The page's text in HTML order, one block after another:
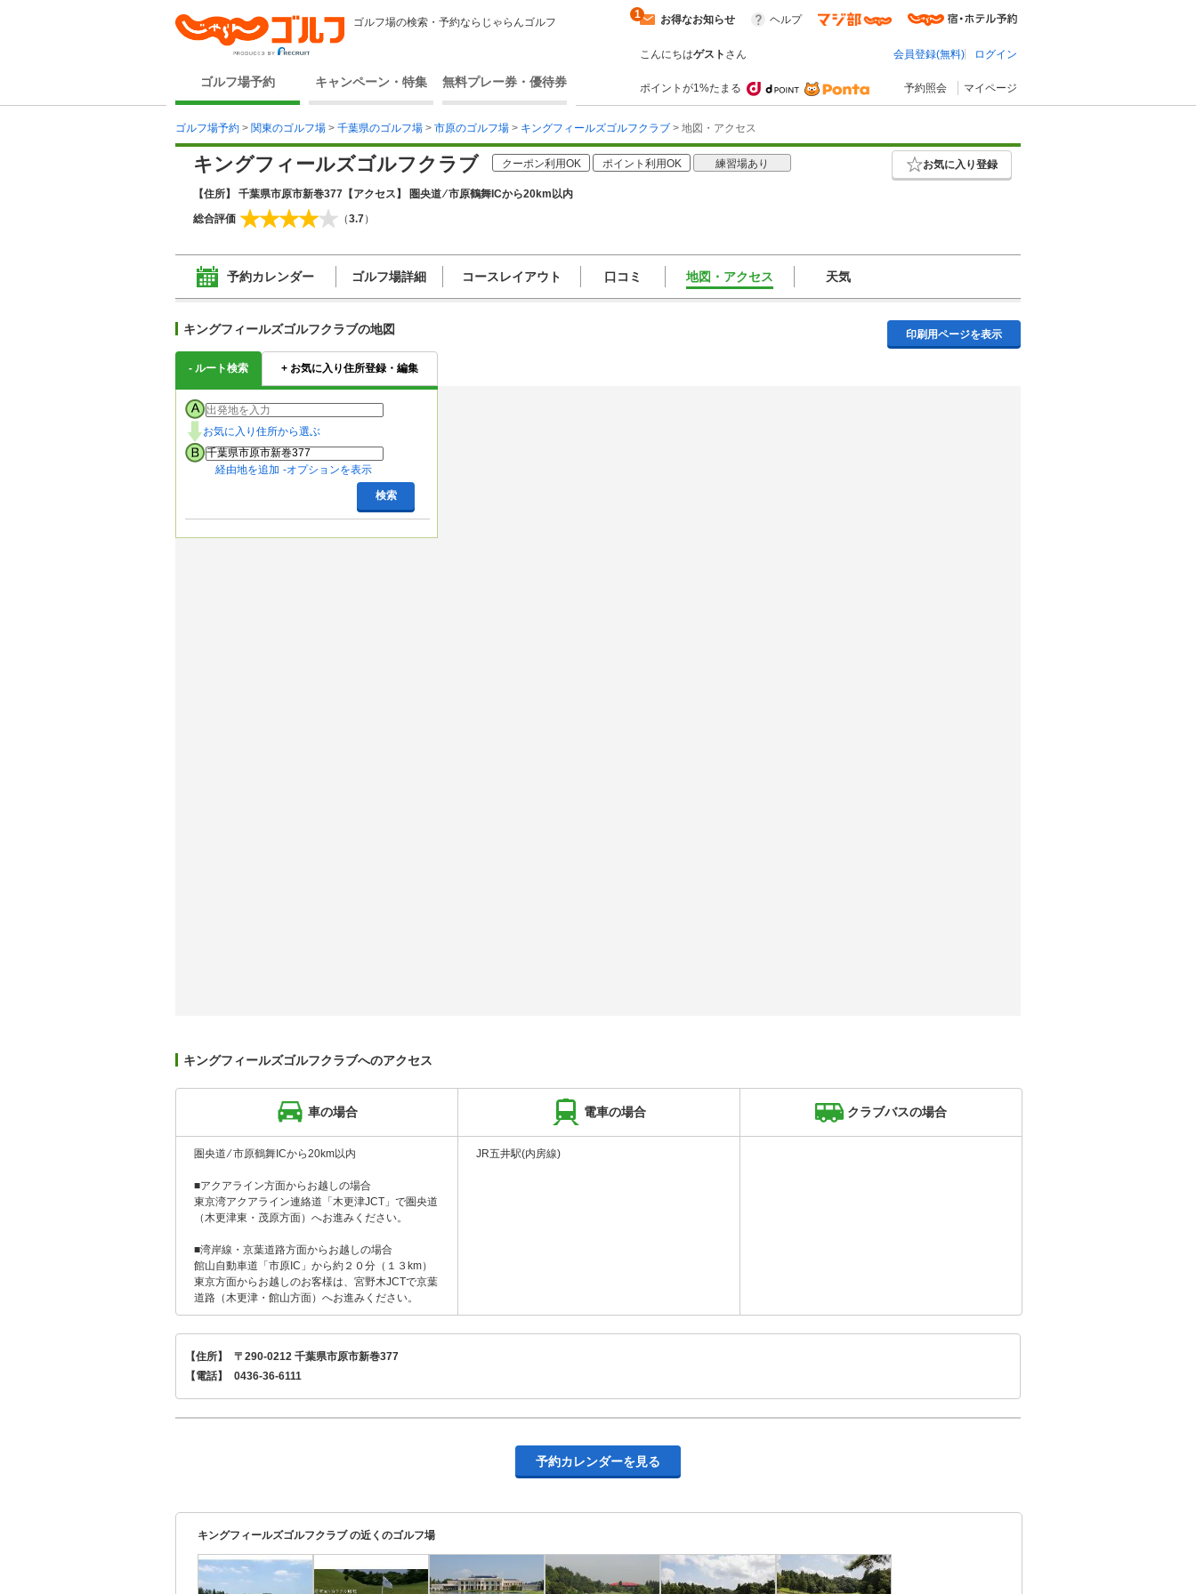
ゴルフ場の検索・予約ならじゃらんゴルフ
ゴルフ場予約 キャンペーン・特集 無料プレー券・優待券
お得なお知らせ
1 ヘルプ
こんにちはゲスト さん 会員登録(無料) ログイン
ポイントが1%たまる 予約照会 マイページ
ゴルフ場予約 > 関東のゴルフ場 > 千葉県のゴルフ場 > 市原のゴルフ場 > キングフィールズゴルフクラブ > 地図・アクセス
キングフィールズゴルフクラブ クーポン利用OK ポイント利用OK 練習場あり お気に入り登録
【住所】 千葉県市原市新巻377 【アクセス】 圏央道 ⁄ 市原鶴舞ICから20km以内
総合評価
（3.7）
予約カレンダー ゴルフ場詳細 コースレイアウト 口コミ 地図・アクセス 天気
キングフィールズゴルフクラブの地図 印刷用ページを表示
- ルート検索 + お気に入り住所登録・編集
お気に入り住所から選ぶ
経由地を追加 オプションを表示
検索
キングフィールズゴルフクラブへのアクセス
車の場合 電車の場合 クラブバスの場合
圏央道 ⁄ 市原鶴舞ICから20km以内
■アクアライン方面からお越しの場合
東京湾アクアライン連絡道「木更津JCT」で圏央道
（木更津東・茂原方面）へお進みください。
■湾岸線・京葉道路方面からお越しの場合
館山自動車道「市原IC」から約２０分（１３km）
東京方面からお越しのお客様は、宮野木JCTで京葉
道路（木更津・館山方面）へお進みください。
JR五井駅(内房線)
【住所】
〒290-0212 千葉県市原市新巻377
【電話】
0436-36-6111
予約カレンダーを見る
キングフィールズゴルフクラブ の近くのゴルフ場